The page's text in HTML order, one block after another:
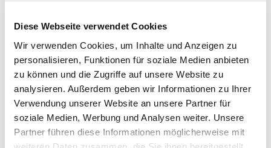
Diese Webseite verwendet Cookies
Wir verwenden Cookies, um Inhalte und Anzeigen zu
personalisieren, Funktionen für soziale Medien anbieten
zu können und die Zugriffe auf unsere Website zu
analysieren. Außerdem geben wir Informationen zu Ihrer
Verwendung unserer Website an unsere Partner für
soziale Medien, Werbung und Analysen weiter. Unsere
Partner führen diese Informationen möglicherweise mit